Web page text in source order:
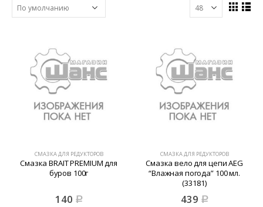
СМАЗКА ДЛЯ РЕДУКТОРОВ
Смазка BRAIT PREMIUM для
буров 100г
140 Р
СМАЗКА ДЛЯ РЕДУКТОРОВ
Смазка вело для цепи AEG
“Влажная погода” 100 мл.
(33181)
439 Р